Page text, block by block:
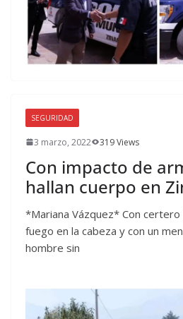
SEGURIDAD
3 marzo, 2022 319 Views
Con impacto de
hallan cuerpo en
*Mariana Vázquez* Con
fuego en la cabeza y con un
hombre sin